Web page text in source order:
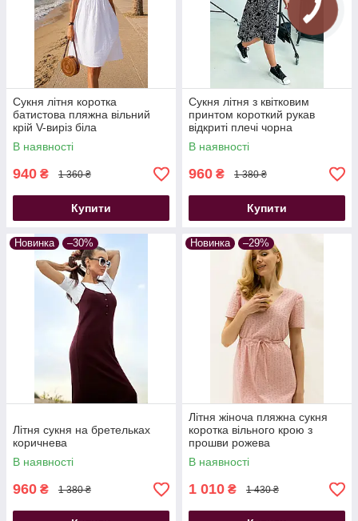
Сукня літня коротка
батистова пляжна вільний
крій V-виріз біла
В наявності
940 ₴ 1 360 ₴
Купити
Сукня літня з квітковим
принтом короткий рукав
відкриті плечі чорна
В наявності
960 ₴ 1 380 ₴
Купити
Новинка –30%
Літня сукня на бретельках
коричнева
В наявності
960 ₴ 1 380 ₴
Новинка –29%
Літня жіноча пляжна сукня
коротка вільного крою з
прошви рожева
В наявності
1 010 ₴ 1 430 ₴